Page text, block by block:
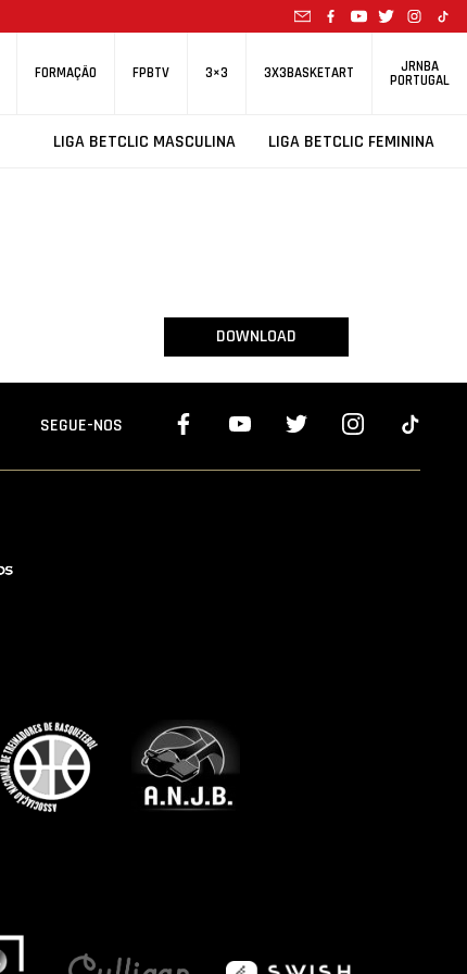
FORMAÇÃO FPBTV 3×3 3X3BASKETART JRNBA
PORTUGAL
LIGA BETCLIC MASCULINA LIGA BETCLIC FEMININA
DOWNLOAD
SEGUE-NOS